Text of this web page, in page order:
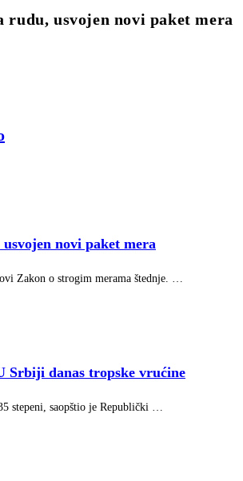
usvojen novi paket mera
novi paket mera
Zakon o strogim merama štednje. …
Srbiji danas tropske vrućine
stepeni, saopštio je Republički …